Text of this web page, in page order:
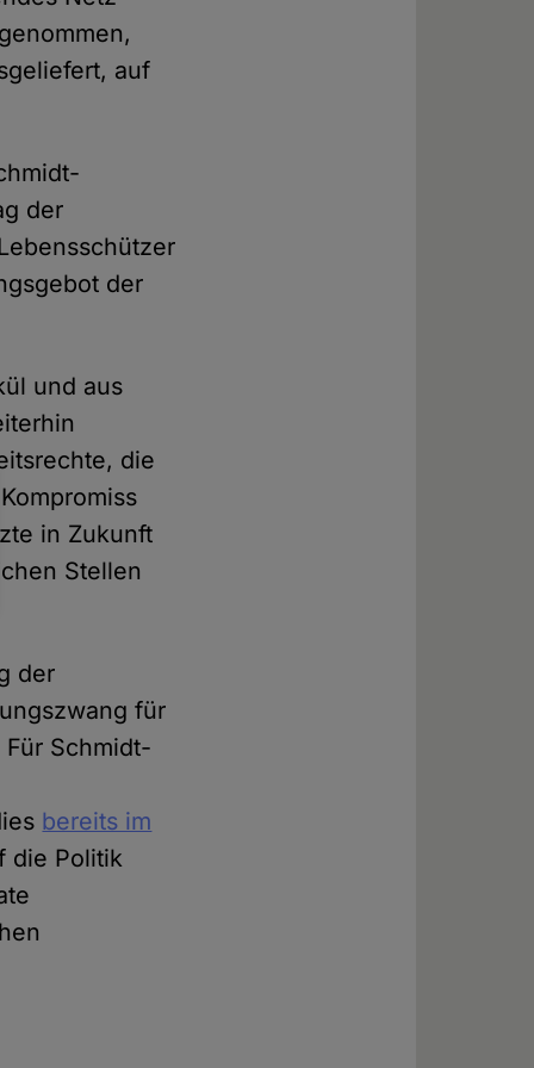
auf
der
der
und aus
die
in Zukunft
Stellen
der
für
Schmidt-
bereits im
die Politik